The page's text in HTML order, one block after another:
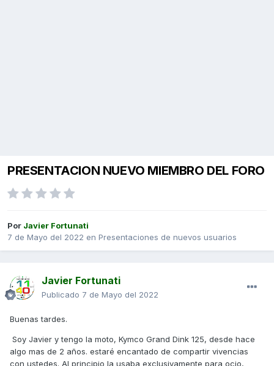
PRESENTACION NUEVO MIEMBRO DEL FORO
Por Javier Fortunati
7 de Mayo del 2022 en Presentaciones de nuevos usuarios
Javier Fortunati
Publicado 7 de Mayo del 2022
Buenas tardes.
Soy Javier y tengo la moto, Kymco Grand Dink 125, desde hace
algo mas de 2 años. estaré encantado de compartir vivencias
con ustedes. Al principio la usaba exclusivamente para ocio,